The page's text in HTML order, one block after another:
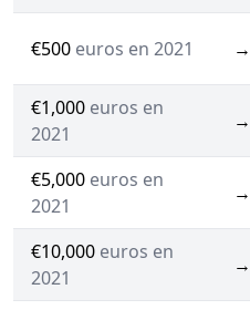
€500 euros en 2021 →
€1,000 euros en
2021
→
€5,000 euros en
2021
→
€10,000 euros en
2021
→